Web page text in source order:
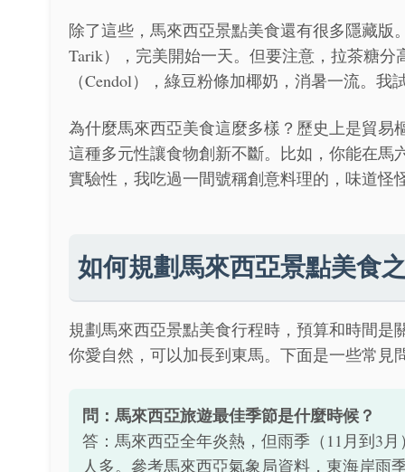
除了這些，馬來西亞景點美食還有很多隱藏版
Tarik），完美開始一天。但要注意，拉茶糖
（Cendol），綠豆粉條加椰奶，消暑一流。
為什麼馬來西亞美食這麼多樣？歷史上是貿
這種多元性讓食物創新不斷。比如，你能在馬
實驗性，我吃過一間號稱創意料理的，味道怪
如何規劃馬來西亞景點美食
規劃馬來西亞景點美食行程時，預算和時間
你愛自然，可以加長到東馬。下面是一些常見
問：馬來西亞旅遊最佳季節是什麼時候？
答：馬來西亞全年炎熱，但雨季（11月到3
人多。參考馬來西亞氣象局資料，東海岸雨